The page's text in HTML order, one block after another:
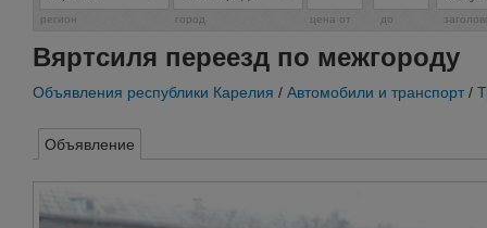
регион город цена от до
Вяртсиля переезд по межгороду
Объявления республики Карелия / Автомобили и транспорт /
Объявление